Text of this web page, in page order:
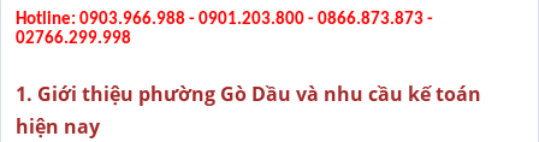
Hotline: 0903.966.988 - 0901.203.800 - 0866.873.873 -
02766.299.998
1. Giới thiệu phường Gò Dầu và nhu cầu kế toán
hiện nay